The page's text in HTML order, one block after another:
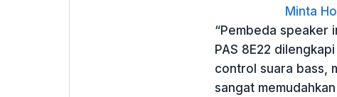
Minta
“Pembeda speaker
PAS 8E22
control suara bass,
sangat